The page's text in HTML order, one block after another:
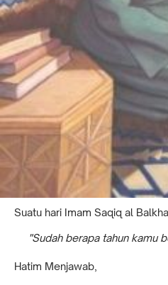
Suatu hari Imam Saqiq al
"Sudah berapa tahun kamu
Hatim Menjawab,